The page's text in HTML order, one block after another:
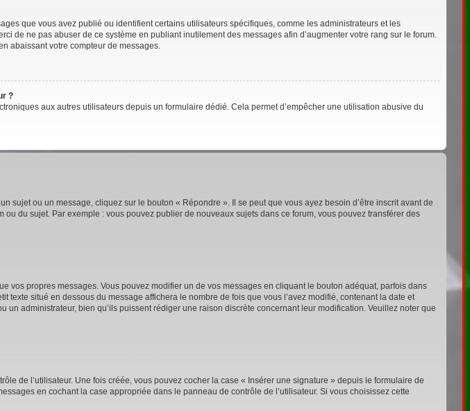
que vous avez publié ou identifient certains utilisateurs spécifiques, comme les administrateurs et les
de ne pas abuser de ce système en publiant inutilement des messages afin d’augmenter votre rang sur le forum.
abaissant votre compteur de messages.
?
aux autres utilisateurs depuis un formulaire dédié. Cela permet d’empêcher une utilisation abusive du
ou un message, cliquez sur le bouton « Répondre ». Il se peut que vous ayez besoin d’être inscrit avant de
du sujet. Par exemple : vous pouvez publier de nouveaux sujets dans ce forum, vous pouvez transférer des
propres messages. Vous pouvez modifier un de vos messages en cliquant le bouton adéquat, parfois dans
situé en dessous du message affichera le nombre de fois que vous l’avez modifié, contenant la date et
un administrateur, bien qu’ils puissent rédiger une raison discrète concernant leur modification. Veuillez noter que
de l’utilisateur. Une fois créée, vous pouvez cocher la case « Insérer une signature » depuis le formulaire de
en cochant la case appropriée dans le panneau de contrôle de l’utilisateur. Si vous choisissez cette